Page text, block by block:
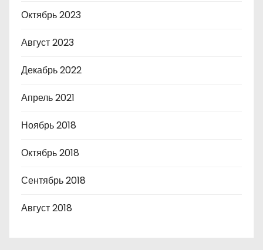
Октябрь 2023
Август 2023
Декабрь 2022
Апрель 2021
Ноябрь 2018
Октябрь 2018
Сентябрь 2018
Август 2018